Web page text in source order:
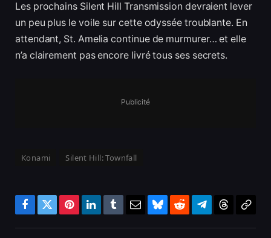
Les prochains Silent Hill Transmission devraient lever
un peu plus le voile sur cette odyssée troublante. En
attendant, St. Amelia continue de murmurer… et elle
n’a clairement pas encore livré tous ses secrets.
Publicité
Konami Silent Hill: Townfall
Facebook
TwitterPinterestLinkedInTumblrEmailBlueskyRedditTelegramThreadsCopy